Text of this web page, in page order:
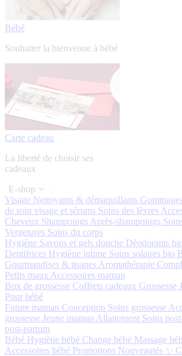
Bébé
Souhaiter la bienvenue à bébé
Carte cadeau
La liberté de choisir ses
cadeaux
E-shop
Visage Nettoyants & démaquillants
de soin visage et sérums Soins des lèvres
Cheveux Shampoings Après-shampoings
Vergetures Soins du corps
Hygiène Savons et gels douche Déodorants
Dentifrices Hygiène intime Soins solaires bio
Gourmandises & tisanes Aromathérapie
Petits maux Accessoires maman
Box de grossesse Coffrets cadeaux Grossesse
Pour bébé
Future maman Conception Soins grossesse
grossesse Jeune maman Allaitement Soins
post-partum
Bébé Hygiène bébé Change bébé Massage
Accessoires bébé Promotions Nouveautés ✨